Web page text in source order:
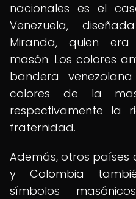
nacionales es el
Venezuela,
Miranda, quien
masón. Los colores
bandera
colores de la
respectivamente la
fraternidad.
Además, otros países
y Colombia
símbolos